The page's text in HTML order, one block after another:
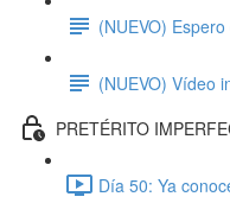
(NUEVO)
(NUEVO) Vídeo
PRETÉRITO
Día 50: Ya